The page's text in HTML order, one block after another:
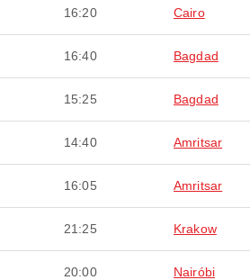
16:20 Cairo
16:40 Bagdad
15:25 Bagdad
14:40 Amritsar
16:05 Amritsar
21:25 Krakow
20:00 Nairóbi